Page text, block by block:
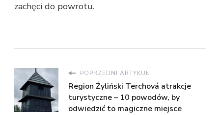
zachęci do powrotu.
POPRZEDNI ARTYKUŁ
Region Żyliński Terchová atrakcje
turystyczne – 10 powodów, by
odwiedzić to magiczne miejsce